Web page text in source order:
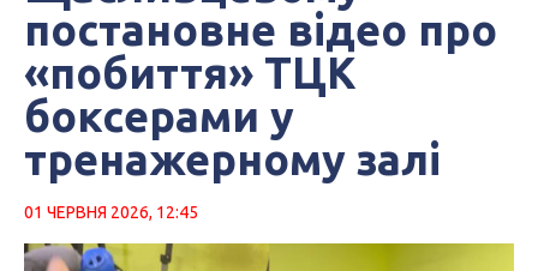
постановне відео про
«побиття» ТЦК
боксерами у
тренажерному залі
01 ЧЕРВНЯ 2026, 12:45